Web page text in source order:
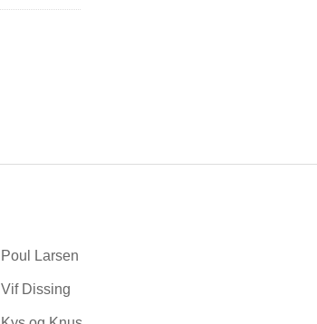
Poul Larsen
Vif Dissing